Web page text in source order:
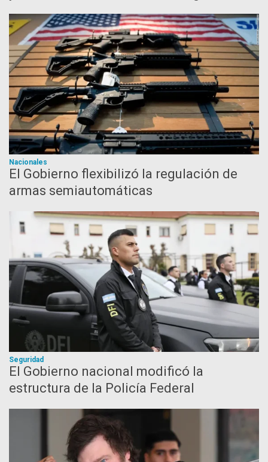
Nacionales
El Gobierno flexibilizó la regulación de
armas semiautomáticas
Seguridad
El Gobierno nacional modificó la
estructura de la Policía Federal